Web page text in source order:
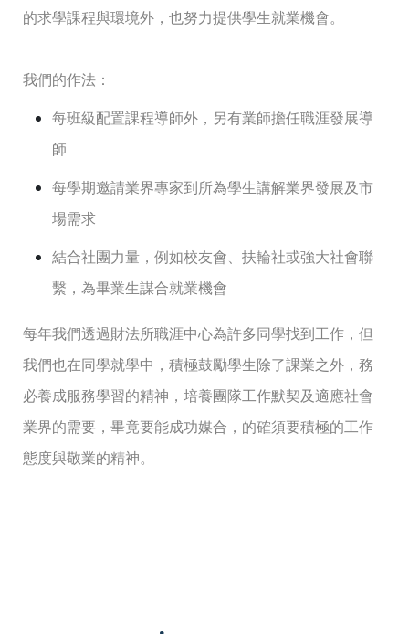
的求學課程與環境外，也努力提供學生就業機會。
我們的作法：
每班級配置課程導師外，另有業師擔任職涯發展導
師
每學期邀請業界專家到所為學生講解業界發展及市
場需求
結合社團力量，例如校友會、扶輪社或強大社會聯
繫，為畢業生謀合就業機會
每年我們透過財法所職涯中心為許多同學找到工作，但
我們也在同學就學中，積極鼓勵學生除了課業之外，務
必養成服務學習的精神，培養團隊工作默契及適應社會
業界的需要，畢竟要能成功媒合，的確須要積極的工作
態度與敬業的精神。